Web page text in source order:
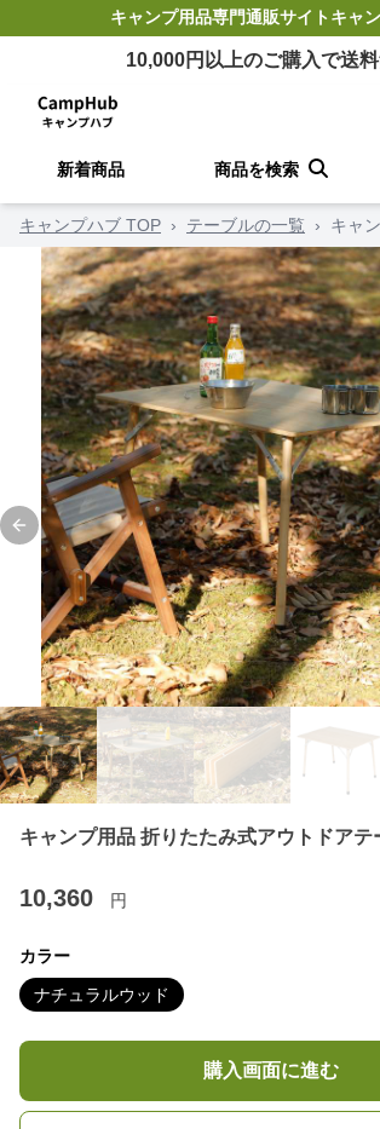
キャンプ用品専門通販サイトキャ
10,000円以上のご購入で送
新着商品 商品を検索
キャンプハブ TOP › テーブルの一覧 › キャ
Previous slide
キャンプ用品 折りたたみ式アウトドアテ
10,360 円
カラー
ナチュラルウッド
購入画面に進む